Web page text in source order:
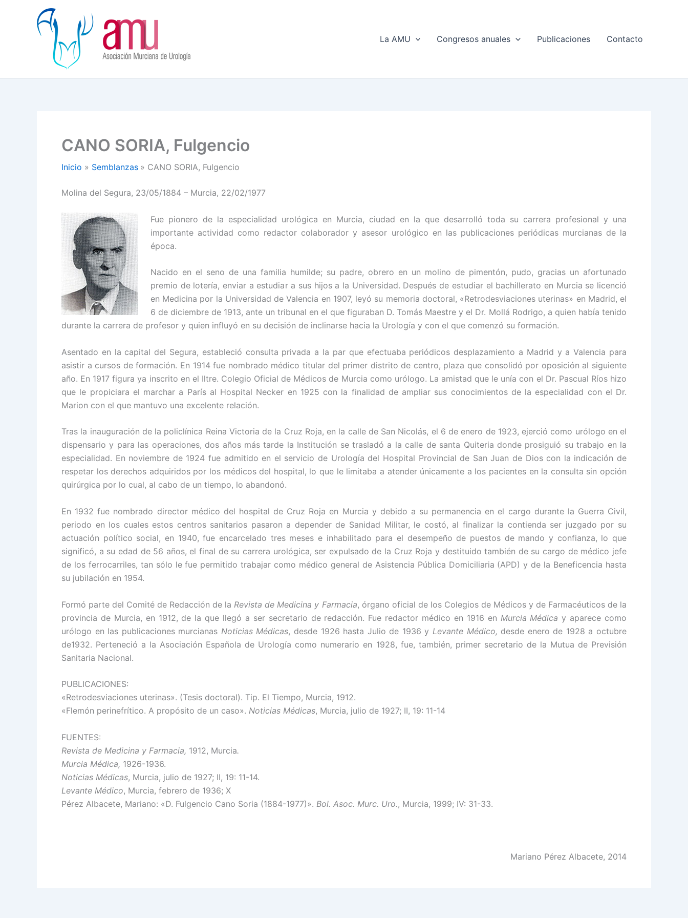
contenido
La AMU Congresos anuales Publicaciones Contacto
CANO SORIA, Fulgencio
Inicio Semblanzas CANO SORIA, Fulgencio
Molina del Segura, 23/05/1884 – Murcia, 22/02/1977
Fue pionero de la especialidad urológica en Murcia, ciudad en la que desarrolló toda su carrera profesional y una
importante actividad como redactor colaborador y asesor urológico en las publicaciones periódicas murcianas de la
época.
Nacido en el seno de una familia humilde; su padre, obrero en un molino de pimentón, pudo, gracias un afortunado
premio de lotería, enviar a estudiar a sus hijos a la Universidad. Después de estudiar el bachillerato en Murcia se licenció
en Medicina por la Universidad de Valencia en 1907, leyó su memoria doctoral, «Retrodesviaciones uterinas» en Madrid, el
6 de diciembre de 1913, ante un tribunal en el que figuraban D. Tomás Maestre y el Dr. Mollá Rodrigo, a quien había tenido
durante la carrera de profesor y quien influyó en su decisión de inclinarse hacia la Urología y con el que comenzó su formación.
Asentado en la capital del Segura, estableció consulta privada a la par que efectuaba periódicos desplazamiento a Madrid y a Valencia para
asistir a cursos de formación. En 1914 fue nombrado médico titular del primer distrito de centro, plaza que consolidó por oposición al siguiente
año. En 1917 figura ya inscrito en el Iltre. Colegio Oficial de Médicos de Murcia como urólogo. La amistad que le unía con el Dr. Pascual Ríos hizo
que le propiciara el marchar a París al Hospital Necker en 1925 con la finalidad de ampliar sus conocimientos de la especialidad con el Dr.
Marion con el que mantuvo una excelente relación.
Tras la inauguración de la policlínica Reina Victoria de la Cruz Roja, en la calle de San Nicolás, el 6 de enero de 1923, ejerció como urólogo en el
dispensario y para las operaciones, dos años más tarde la Institución se trasladó a la calle de santa Quiteria donde prosiguió su trabajo en la
especialidad. En noviembre de 1924 fue admitido en el servicio de Urología del Hospital Provincial de San Juan de Dios con la indicación de
respetar los derechos adquiridos por los médicos del hospital, lo que le limitaba a atender únicamente a los pacientes en la consulta sin opción
quirúrgica por lo cual, al cabo de un tiempo, lo abandonó.
En 1932 fue nombrado director médico del hospital de Cruz Roja en Murcia y debido a su permanencia en el cargo durante la Guerra Civil,
periodo en los cuales estos centros sanitarios pasaron a depender de Sanidad Militar, le costó, al finalizar la contienda ser juzgado por su
actuación político social, en 1940, fue encarcelado tres meses e inhabilitado para el desempeño de puestos de mando y confianza, lo que
significó, a su edad de 56 años, el final de su carrera urológica, ser expulsado de la Cruz Roja y destituido también de su cargo de médico jefe
de los ferrocarriles, tan sólo le fue permitido trabajar como médico general de Asistencia Pública Domiciliaria (APD) y de la Beneficencia hasta
su jubilación en 1954.
Formó parte del Comité de Redacción de la Revista de Medicina y Farmacia, órgano oficial de los Colegios de Médicos y de Farmacéuticos de la
provincia de Murcia, en 1912, de la que llegó a ser secretario de redacción. Fue redactor médico en 1916 en Murcia Médica y aparece como
urólogo en las publicaciones murcianas Noticias Médicas, desde 1926 hasta Julio de 1936 y Levante Médico, desde enero de 1928 a octubre
de1932. Perteneció a la Asociación Española de Urología como numerario en 1928, fue, también, primer secretario de la Mutua de Previsión
Sanitaria Nacional.
PUBLICACIONES:
«Retrodesviaciones uterinas». (Tesis doctoral). Tip. El Tiempo, Murcia, 1912.
«Flemón perinefrítico. A propósito de un caso». Noticias Médicas, Murcia, julio de 1927; II, 19: 11-14
FUENTES:
Revista de Medicina y Farmacia, 1912, Murcia.
Murcia Médica, 1926-1936.
Noticias Médicas, Murcia, julio de 1927; II, 19: 11-14.
Levante Médico, Murcia, febrero de 1936; X
Pérez Albacete, Mariano: «D. Fulgencio Cano Soria (1884-1977)». Bol. Asoc. Murc. Uro., Murcia, 1999; IV: 31-33.
Mariano Pérez Albacete, 2014